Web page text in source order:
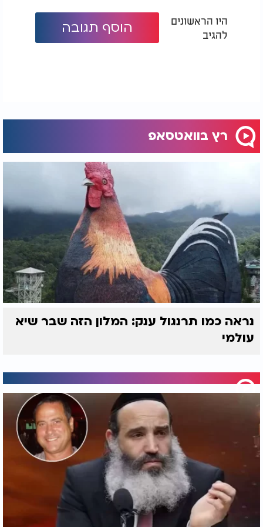
היו הראשונים
להגיב
הוסף תגובה
רץ בוואטסאפ
נראה כמו תרנגול ענק: המלון הזה שבר שיא
עולמי